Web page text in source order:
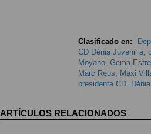
Clasificado en:
CD Dénia Juvenil a,
Moyano, Gema
Marc Reus
Maxi
presidenta CD. Dénia,
ARTÍCULOS RELACIONADOS